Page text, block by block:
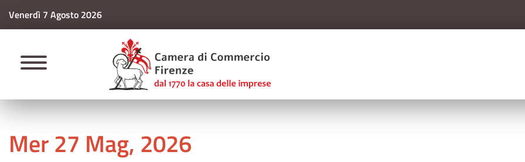
Venerdì 7 Agosto 2026
CAMERE DI COMMERCIO D'ITALIA
Mer 27 Mag, 2026